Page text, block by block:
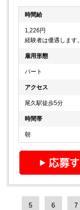
時間給
1,226円
経験者は優遇します。
雇用形態
パート
アクセス
尾久駅徒歩5分
時間帯
朝
5 6 7